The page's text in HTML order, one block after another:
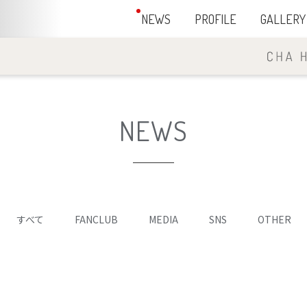
NEWS PROFILE GALLERY
NEWS
すべて FANCLUB MEDIA SNS OTHER